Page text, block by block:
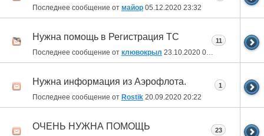
Последнее сообщение от майор 05.12.2020 23:32
Нужна помощь в Регистрация ТС
Последнее сообщение от клювокрыл 23.10.2020 08:38
11
Нужна информация из Аэрофлота.
Последнее сообщение от Rostik 20.09.2020 20:22
1
ОЧЕНЬ НУЖНА ПОМОЩЬ 23